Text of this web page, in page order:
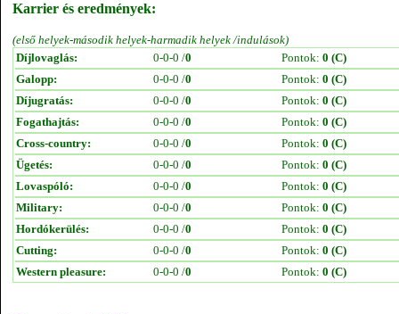
Karrier és eredmények:
(első helyek-második helyek-harmadik helyek /indulások)
Díjlovaglás:
0-0-0 /0 Pontok: 0 (C)
Galopp:
0-0-0 /0 Pontok: 0 (C)
Díjugratás:
0-0-0 /0 Pontok: 0 (C)
Fogathajtás:
0-0-0 /0 Pontok: 0 (C)
Cross-country:
0-0-0 /0 Pontok: 0 (C)
Ügetés:
0-0-0 /0 Pontok: 0 (C)
Lovaspóló:
0-0-0 /0 Pontok: 0 (C)
Military:
0-0-0 /0 Pontok: 0 (C)
Hordókerülés:
0-0-0 /0 Pontok: 0 (C)
Cutting:
0-0-0 /0 Pontok: 0 (C)
Western pleasure:
0-0-0 /0 Pontok: 0 (C)